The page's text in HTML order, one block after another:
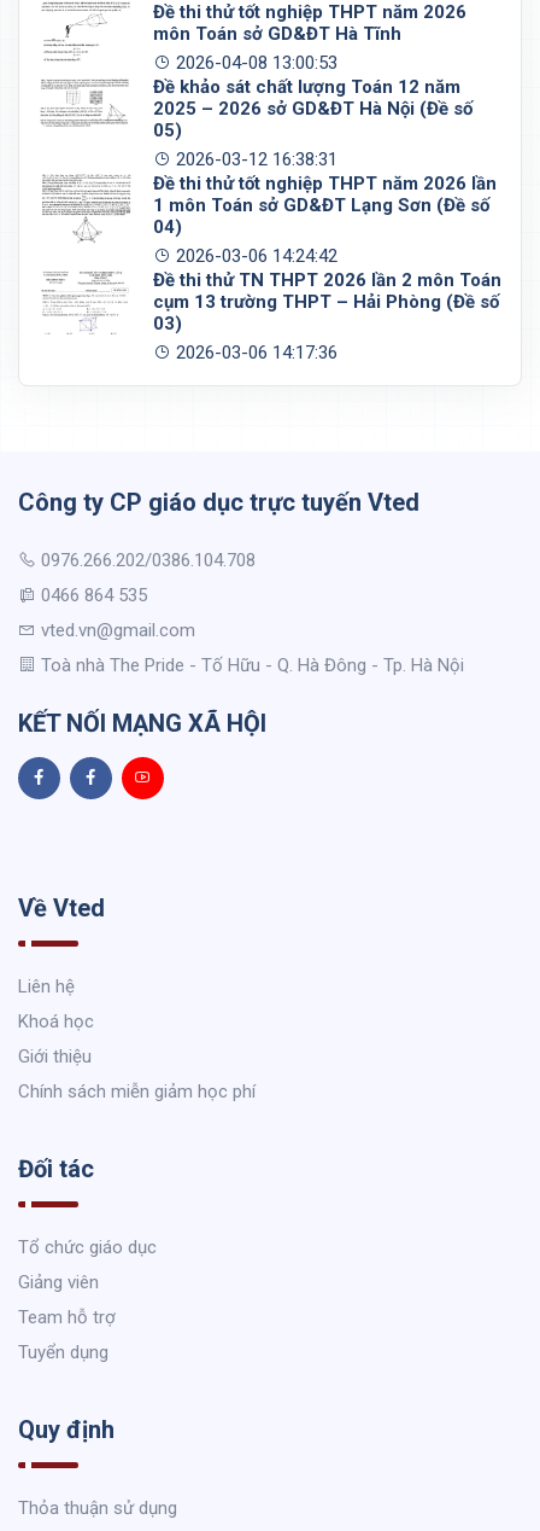
Đề thi thử tốt nghiệp THPT năm 2026
môn Toán sở GD&ĐT Hà Tĩnh
2026-04-08 13:00:53
Đề khảo sát chất lượng Toán 12 năm
2025 – 2026 sở GD&ĐT Hà Nội (Đề số
05)
2026-03-12 16:38:31
Đề thi thử tốt nghiệp THPT năm 2026 lần
1 môn Toán sở GD&ĐT Lạng Sơn (Đề số
04)
2026-03-06 14:24:42
Đề thi thử TN THPT 2026 lần 2 môn Toán
cụm 13 trường THPT – Hải Phòng (Đề số
03)
2026-03-06 14:17:36
Công ty CP giáo dục trực tuyến Vted
0976.266.202/0386.104.708
0466 864 535
vted.vn@gmail.com
Toà nhà The Pride - Tố Hữu - Q. Hà Đông - Tp. Hà Nội
KẾT NỐI MẠNG XÃ HỘI
Về Vted
Liên hệ
Khoá học
Giới thiệu
Chính sách miễn giảm học phí
Đối tác
Tổ chức giáo dục
Giảng viên
Team hỗ trợ
Tuyển dụng
Quy định
Thỏa thuận sử dụng